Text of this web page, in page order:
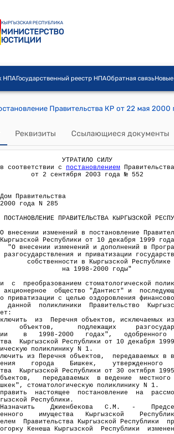
КЫРГЫЗСКАЯ РЕСПУБЛИКА
МИНИСТЕРСТВО
ЮСТИЦИИ
НПАГосударственный реестр НПАОбратная связь
Реквизиты Ссылающиеся документы